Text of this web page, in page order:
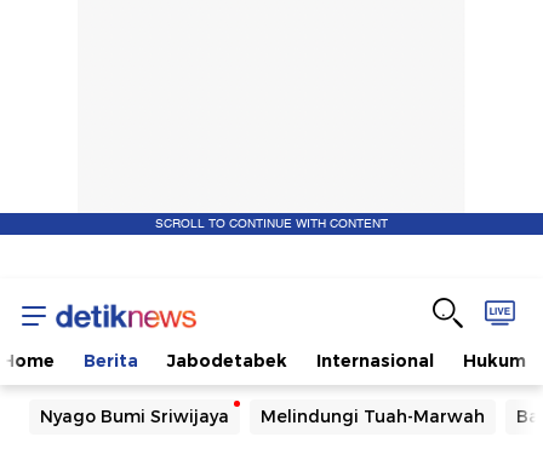
SCROLL TO CONTINUE WITH CONTENT
Home Berita Jabodetabek Internasional Hukum
Nyago Bumi Sriwijaya Melindungi Tuah-Marwah